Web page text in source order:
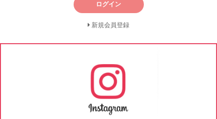
ログイン
新規会員登録